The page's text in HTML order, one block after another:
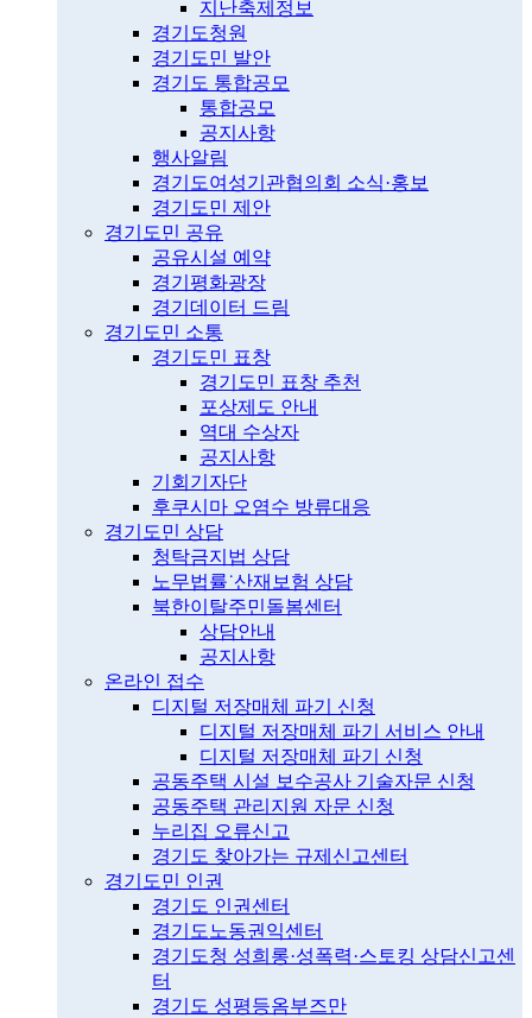
지난축제정보
경기도청원
경기도민 발안
경기도 통합공모
통합공모
공지사항
행사알림
경기도여성기관협의회 소식·홍보
경기도민 제안
경기도민 공유
공유시설 예약
경기평화광장
경기데이터 드림
경기도민 소통
경기도민 표창
경기도민 표창 추천
포상제도 안내
역대 수상자
공지사항
기회기자단
후쿠시마 오염수 방류대응
경기도민 상담
청탁금지법 상담
노무법률˙산재보험 상담
북한이탈주민돌봄센터
상담안내
공지사항
온라인 접수
디지털 저장매체 파기 신청
디지털 저장매체 파기 서비스 안내
디지털 저장매체 파기 신청
공동주택 시설 보수공사 기술자문 신청
공동주택 관리지원 자문 신청
누리집 오류신고
경기도 찾아가는 규제신고센터
경기도민 인권
경기도 인권센터
경기도노동권익센터
경기도청 성희롱·성폭력·스토킹 상담신고센
터
경기도 성평등옴부즈만